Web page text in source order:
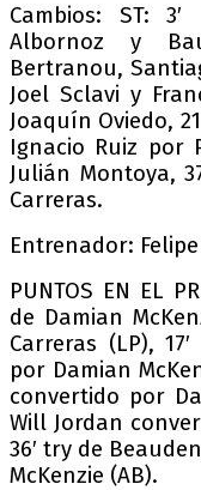
Cambios: ST:
Albornoz y
Bertranou,
Joel Sclavi y
Joaquín Oviedo,
Ignacio Ruiz por
Julián Montoya,
Carreras.
Entrenador:
PUNTOS EN EL
de Damian
Carreras (LP),
por Damian
convertido por
Will Jordan
36′ try de
McKenzie (AB).